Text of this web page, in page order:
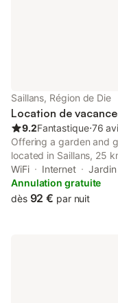
Saillans, Région de Die
Location de
9.2Fantastique⋅76
Offering a garden and
located in Saillans, 25
km from Valence IUT.
views, and is 45 km
WiFi Internet
Jardin
Annulation gratuite
dès 92 € par nuit